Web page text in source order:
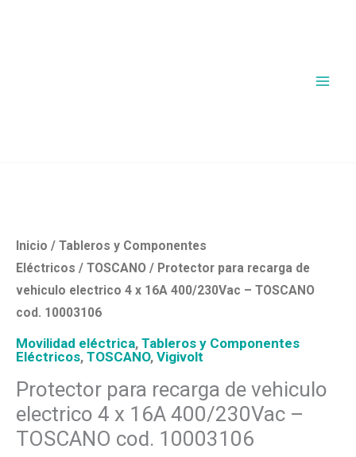
Inicio / Tableros y Componentes
Eléctricos / TOSCANO / Protector para recarga de
vehiculo electrico 4 x 16A 400/230Vac – TOSCANO
cod. 10003106
Movilidad eléctrica, Tableros y Componentes
Eléctricos, TOSCANO, Vigivolt
Protector para recarga de vehiculo
electrico 4 x 16A 400/230Vac –
TOSCANO cod. 10003106